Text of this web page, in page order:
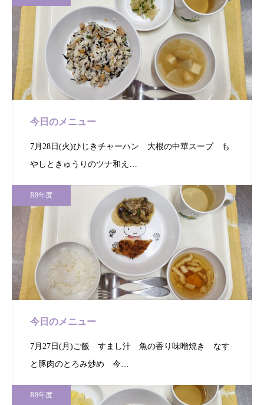
今日のメニュー
7月28日(火)ひじきチャーハン 大根の中華スープ も
やしときゅうりのツナ和え…
R8年度
今日のメニュー
7月27日(月)ご飯 すまし汁 魚の香り味噌焼き なす
と豚肉のとろみ炒め 今…
R8年度